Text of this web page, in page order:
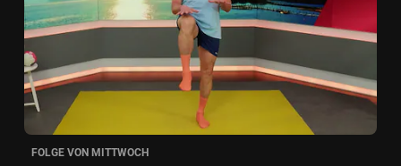
FOLGE VON MITTWOCH